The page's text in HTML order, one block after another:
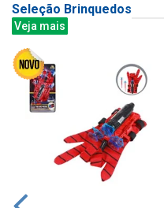
Seleção Brinquedos
Veja mais